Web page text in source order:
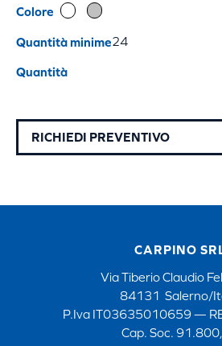
Colore
Quantità minime24
Quantità
RICHIEDI PREVENTIVO
CARPINO
Via Tiberio Claudio
84131 Salerno/
P.Iva IT03635010659 —
Cap. Soc.